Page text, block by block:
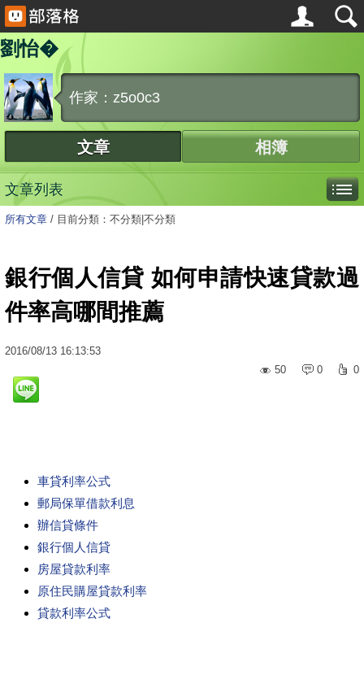
劉怡�
作家：z5o0c3
文章 相簿
文章列表
所有文章 / 目前分類：不分類|不分類
銀行個人信貸 如何申請快速貸款過
件率高哪間推薦
2016/08/13 16:13:53
50
0 0
車貸利率公式
郵局保單借款利息
辦信貸條件
銀行個人信貸
房屋貸款利率
原住民購屋貸款利率
貸款利率公式